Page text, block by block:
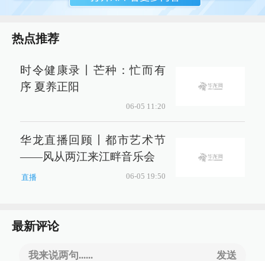
热点推荐
时令健康录丨芒种：忙而有
序 夏养正阳
06-05 11:20
华龙直播回顾丨都市艺术节
——风从两江来江畔音乐会
直播 06-05 19:50
最新评论
我来说两句...... 发送